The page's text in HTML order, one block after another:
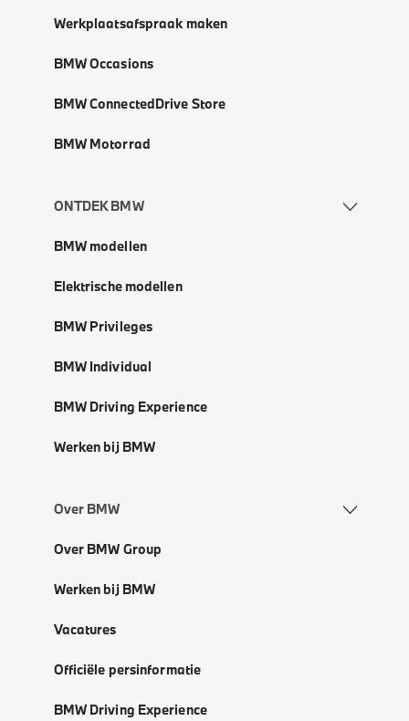
Werkplaatsafspraak maken
BMW Occasions
BMW ConnectedDrive Store
BMW Motorrad
ONTDEK BMW
BMW modellen
Elektrische modellen
BMW Privileges
BMW Individual
BMW Driving Experience
Werken bij BMW
Over BMW
Over BMW Group
Werken bij BMW
Vacatures
Officiële persinformatie
BMW Driving Experience